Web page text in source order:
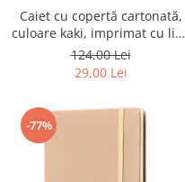
Caiet cu copertă cartonată,
culoare kaki, imprimat cu linii
- Peterson PTR-PTN NOT-6-LN-
52-9157
124,00 Lei
29,00 Lei
-77%